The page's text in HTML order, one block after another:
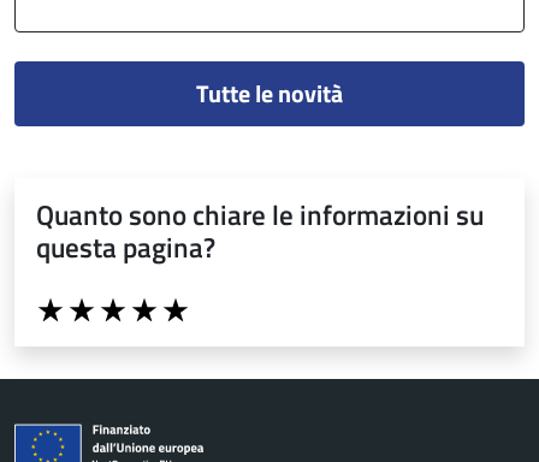
Tutte le novità
Quanto sono chiare le informazioni su
questa pagina?
Valuta da 1 a 5 stelle la pagina
Valuta 5 stelle su 5
Valuta 4 stelle su 5
Valuta 3 stelle su 5
Valuta 2 stelle su 5
Valuta 1 stelle su 5